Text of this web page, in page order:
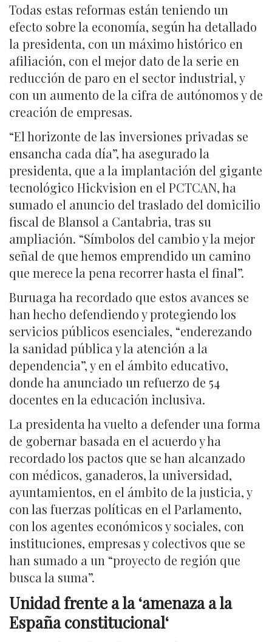
Todas estas reformas están teniendo un
efecto sobre la economía, según ha detallado
la presidenta, con un máximo histórico en
afiliación, con el mejor dato de la serie en
reducción de paro en el sector industrial, y
con un aumento de la cifra de autónomos y de
creación de empresas.
“El horizonte de las inversiones privadas se
ensancha cada día”, ha asegurado la
presidenta, que a la implantación del gigante
tecnológico Hickvision en el PCTCAN, ha
sumado el anuncio del traslado del domicilio
fiscal de Blansol a Cantabria, tras su
ampliación. “Símbolos del cambio y la mejor
señal de que hemos emprendido un camino
que merece la pena recorrer hasta el final”.
Buruaga ha recordado que estos avances se
han hecho defendiendo y protegiendo los
servicios públicos esenciales, “enderezando
la sanidad pública y la atención a la
dependencia”, y en el ámbito educativo,
donde ha anunciado un refuerzo de 54
docentes en la educación inclusiva.
La presidenta ha vuelto a defender una forma
de gobernar basada en el acuerdo y ha
recordado los pactos que se han alcanzado
con médicos, ganaderos, la universidad,
ayuntamientos, en el ámbito de la justicia, y
con las fuerzas políticas en el Parlamento,
con los agentes económicos y sociales, con
instituciones, empresas y colectivos que se
han sumado a un “proyecto de región que
busca la suma”.
Unidad frente a la ‘amenaza a la
España constitucional‘